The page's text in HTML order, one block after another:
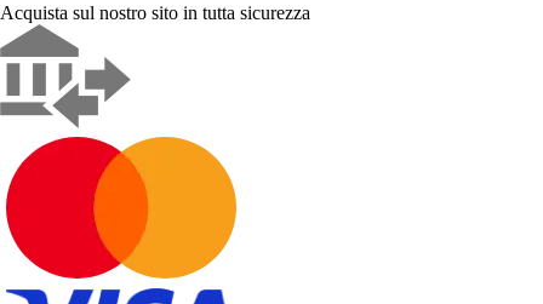
Acquista sul nostro sito in tutta sicurezza